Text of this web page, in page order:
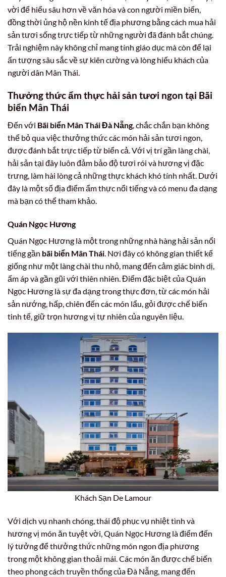
vời để hiểu sâu hơn về văn hóa và con người miền biển,
đồng thời ủng hộ nền kinh tế địa phương bằng cách mua hải
sản tươi sống trực tiếp từ những người đã đánh bắt chúng.
Trải nghiệm này không chỉ mang tính giáo dục mà còn để lại
ấn tượng sâu sắc về sự kiên cường và lòng hiếu khách của
người dân Mân Thái.
Thưởng thức ẩm thực hải sản tươi ngon tại Bãi
biển Mân Thái
Đến với Bãi biển Mân Thái Đà Nẵng, chắc chắn bạn không
thể bỏ qua việc thưởng thức các món hải sản tươi ngon,
được đánh bắt trực tiếp từ biển cả. Với vị trí gần làng chài,
hải sản tại đây luôn đảm bảo độ tươi rói và hương vị đặc
trưng, làm hài lòng cả những thực khách khó tính nhất. Dưới
đây là một số địa điểm ẩm thực nổi tiếng và có menu đa dạng
mà bạn có thể tham khảo.
Quán Ngọc Hương
Quán Ngọc Hương là một trong những nhà hàng hải sản nổi
tiếng gần bãi biển Mân Thái . Nơi đây có không gian thiết kế
giống như một làng chài thu nhỏ, mang đến cảm giác bình dị,
ấm áp và gần gũi với thiên nhiên. Điểm đặc biệt của Quán
Ngọc Hương là sự đa dạng trong thực đơn, từ các món hải
sản nướng, hấp, chiên đến các món lẩu, gỏi được chế biến
tinh tế, giữ trọn hương vị tự nhiên của nguyên liệu.
Khách Sạn De Lamour
Với dịch vụ nhanh chóng, thái độ phục vụ nhiệt tình và
hương vị món ăn tuyệt vời, Quán Ngọc Hương là điểm đến
lý tưởng để thưởng thức những món ngon địa phương
trong một không gian thoải mái. Các món ăn được chế biến
theo phong cách truyền thống của Đà Nẵng, mang đến